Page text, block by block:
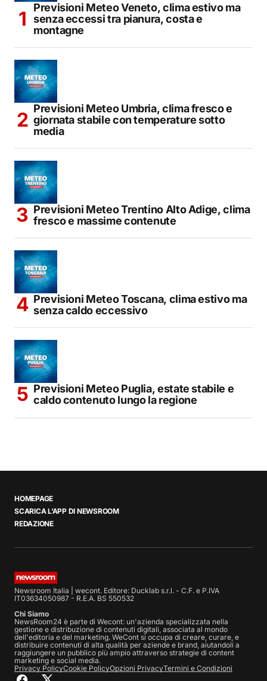
Previsioni Meteo Veneto, clima estivo ma
senza eccessi tra pianura, costa e
montagne
Previsioni Meteo Umbria, clima fresco e
giornata stabile con temperature sotto
media
Previsioni Meteo Trentino Alto Adige, clima
fresco e massime contenute
Previsioni Meteo Toscana, clima estivo ma
senza caldo eccessivo
Previsioni Meteo Puglia, estate stabile e
caldo contenuto lungo la regione
HOMEPAGE
SCARICA L’APP DI NEWSROOM
REDAZIONE
Newsroom Italia | wecont. Editore: Ducklab s.r.l. - C.F. e P.IVA
IT03634050987 - R.E.A. BS 550532
Chi Siamo
NewsRoom24 è parte di Wecont: un'azienda specializzata nella
gestione e distribuzione di contenuti digitali, associata al mondo
dell'editoria e del marketing. WeCont si occupa di creare, curare, e
distribuire contenuti di alta qualità per aziende e brand, aiutandoli a
raggiungere un pubblico più ampio attraverso strategie di content
marketing e social media.
Privacy PolicyCookie PolicyOpzioni PrivacyTermini e Condizioni